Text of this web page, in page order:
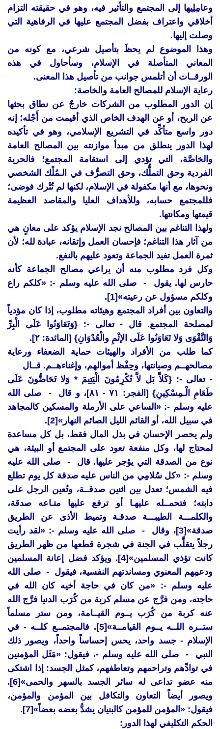
وعامِلِيها إلى المجتمع والتأثير فيه، وهو في حقيقته التزام
أخلاقي واعتراف بفضل المجتمع عليها في الرفاهية التي
وصلت إليها.
وهذا الموضوع لم يحظَ بتأصيل شرعي، مع كونه من
المعاني المتأصلة في الإسلام، وسأحاول في هذه
الورقــات أن أتلمس جوانب من تأصيل هذا المعنى.
رعاية الإسلام للمصالح العامة والخاصة:
إن الدور المطلوب من الشركات خارجٌ عن نطاق بحثها
عن الربح، أو عن الهدف الخاص الذي أقيمت من أَجْله؛ إنه
دور واسع متأكِّد في التشريع الإسلامي، وهو في تأكيده
لهذا الدور ينطلق من مبدأ موازنته بين المصالح العامة
والخاصَّة، التي تؤدي إلى استقامة المجتمع؛ فالحرية
الفردية وحق التملُّك، وحق التصرُّف في الـمُلْك الشخصي
ونحوها، مع أنها مكفولة في الإسلام، لكنها لم تُتْرك فوضى؛
فللمجتمع حسابه، وللأهداف العليا والمقاصد العظيمة
قيمتها ومكانتها.
ولهذا التناغم بين المصالح نجد الإسلام يؤكد على معانٍ هي
من آثار هذا التناغم؛ فإحسان العمل وإتقانه، عبادة لله؛ لأن
ثمرة العمل تفيد الجماعة وتعود عليهم بالنفع.
وكل فرد مطلوب منه أن يراعي مصالح الجماعة كأنه
حارس لها. يقول - صلى الله عليه وسلم -: «كلكم راع
وكلكم مسؤول عن رعيته»[1].
والتعاون بين أفراد المجتمع وهيئاته مطلوب، إذا كان مؤدياً
لمصلحة المجتمع. قال - تعالى -: {وَتَعَاوَنُوا عَلَى الْبِرِّ
وَالتَّقْوَى وَلا تَعَاوَنُوا عَلَى الإثْمِ والْعُدْوَانِ} [المائدة: ٢].
كما طلب من الأفراد والهيئات حماية الضعفاء ورعاية
مصالحهــم وصيانتها، وحِفْظ أموالهم، وإغناءهــم. قــال
- تعالى -: {كَلاَّ بَل لاَّ تُكْرِمُونَ الْيَتِيمَ * وَلا تَحَاضُّونَ عَلَى
طَعَامِ الْـمِسْكِينِ} [الفجر: ٧١ - ٨١]، و قال - صلى الله
عليه وسلم -: «الساعي على الأرملة والمسكين كالمجاهد
في سبيل الله، أو القائم الليل الصائم النهار»[2].
ولم يحصر الإحسان في بذل المال فقط، بل كل مساعدة
لمحتاج لها، وكل منفعة تعود على المجتمع أو البيئة، هي
نوع من الصدقة التي يؤجر عليها. قال - صلى الله عليه
وسلم -: «كل سُلامِي من الناس عليه صدقة كل يوم تطلع
فيه الشمس؛ تعدل بين اثنين صدقــة، وتُعين الرجل على
دابته؛ فتحمــله عليهـا أو ترفع عليها متـاعه صدقة،
والكلمـــة الطيبـــة صدقـة وتميط الأذى عن الطريق
صدقة»[3]، وقال - صلى الله عليه وسلم -: «لقد رأيت
رجلاً يتقلَّب في الجنة في شجرة قطعها من ظهر الطريق
كانت تؤذي المسلمين»[4]. ويؤكد فضل إعانة المسلمين
ودعمِهم المعنوي ومساندتهم النفسية، فيقول - صلى الله
عليه وسلم -: «من كان في حاجة أخيه كان الله في
حاجته، ومن فرَّج عن مسلم كربة من كُرَب الدنيا فرَّج الله
عنه كربة من كُرَب يــوم القيــامة، ومن ستر مسلماً
ستــره اللــه يــوم القيامــة»[5]. فالمجتمــع كلــه - في
الإسلام - جسد واحد، يحس إحساساً واحداً، ويصور ذلك
النبي - صلى الله عليه وسلم -، فيقول: «مَثَل المؤمنين
في توادِّهم وتراحمهم وتعاطفهم، كمثل الجسد: إذا اشتكى
منه عضو تداعى له سائر الجسد بالسهر والحمى»[6].
ويصور أيضاً التعاون والتكافل بين المؤمن والمؤمن،
فيقول: «المؤمن للمؤمن كالبنيان يشدُّ بعضه بعضاً»[7].
الحكم التكليفي لهذا الدور: